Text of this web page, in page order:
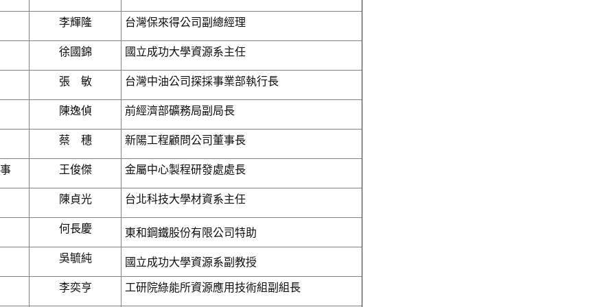
李輝隆 台灣保來得公司副總經理
徐國錦 國立成功大學資源系主任
張 敏 台灣中油公司探採事業部執行長
陳逸偵 前經濟部礦務局副局長
蔡 穗 新陽工程顧問公司董事長
王俊傑 金屬中心製程研發處處長
陳貞光 台北科技大學材資系主任
何長慶
東和鋼鐵股份有限公司特助
吳毓純
國立成功大學資源系副教授
李奕亨
工研院綠能所資源應用技術組副組長